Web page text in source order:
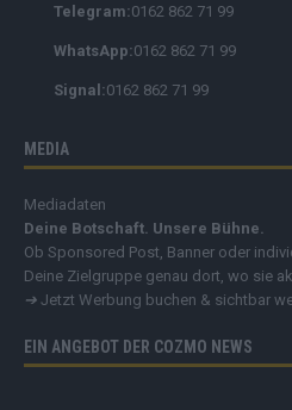
Telegram:0162 862 71 99
WhatsApp:0162 862 71 99
Signal:0162 862 71 99
MEDIA
Mediadaten
Deine Botschaft. Unsere Bühne.
Ob Sponsored Post, Banner oder
Deine Zielgruppe genau dort, wo sie
➔ Jetzt Werbung buchen & sichtbar
EIN ANGEBOT DER COZMO NEWS